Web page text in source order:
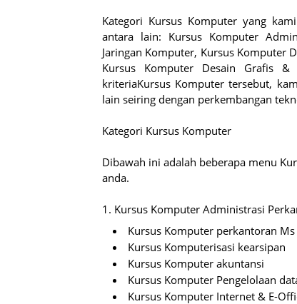
Kategori Kursus Komputer yang
antara lain: Kursus Komputer
Jaringan Komputer, Kursus Komputer
Kursus Komputer Desain Grafis
kriteriaKursus Komputer tersebut,
lain seiring dengan perkembangan
Kategori Kursus Komputer
Dibawah ini adalah beberapa menu
anda.
1. Kursus Komputer Administrasi
Kursus Komputer perkantoran
Kursus Komputerisasi kearsipan
Kursus Komputer akuntansi
Kursus Komputer Pengelolaan
Kursus Komputer Internet & E-